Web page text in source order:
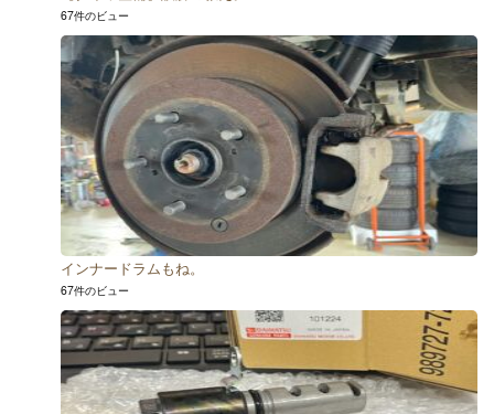
67件のビュー
インナードラムもね。
67件のビュー